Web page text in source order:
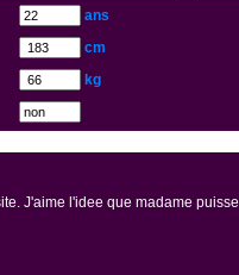
ans
cm
kg
J'aime l'idee que madame puisse